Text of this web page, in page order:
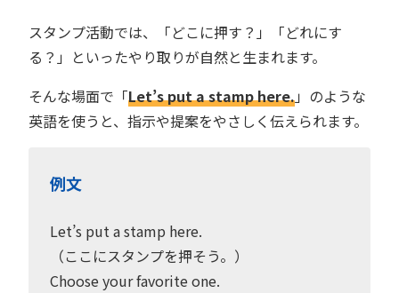
スタンプ活動では、「どこに押す？」「どれにす
る？」といったやり取りが自然と生まれます。
そんな場面で「Let’s put a stamp here.」のような
英語を使うと、指示や提案をやさしく伝えられます。
例文
Let’s put a stamp here.
（ここにスタンプを押そう。）
Choose your favorite one.